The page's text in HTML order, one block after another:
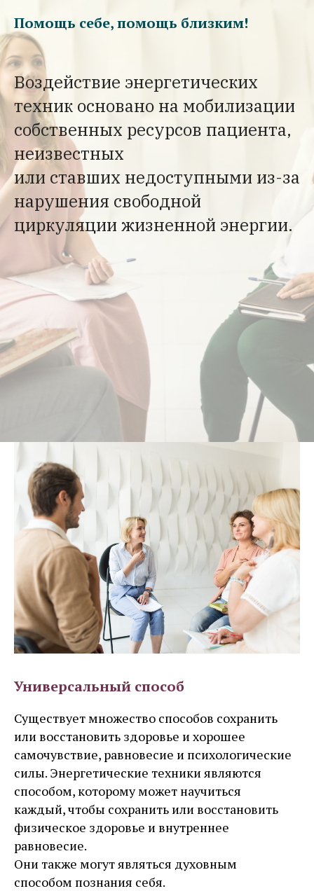
Помощь себе, помощь близким!
Воздействие энергетических
техник основано на мобилизации
собственных ресурсов пациента,
неизвестных
или ставших недоступными из-за
нарушения свободной
циркуляции жизненной энергии.
Универсальный способ
Существует множество способов сохранить
или восстановить здоровье и хорошее
самочувствие, равновесие и психологические
силы. Энергетические техники являются
способом, которому может научиться
каждый, чтобы сохранить или восстановить
физическое здоровье и внутреннее
равновесие.
Они также могут являться духовным
способом познания себя.